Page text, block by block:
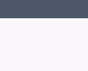
Res hit hållbart